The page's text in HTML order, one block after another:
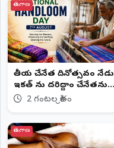
తెలంగాణ
జాతీయ చేనేత దినోత్సవం నేడు
ఇకత్ ను దరిద్దాం చేనేతను
ఆదరిద్దాం
2 గంటల క్రితం
తెలంగాణ